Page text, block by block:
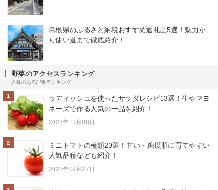
島根県のふるさと納税おすすめ返礼品5選！魅力か
ら使い道まで徹底紹介！
野菜のアクセスランキング
人気のある記事ランキング
1
ラディッシュを使ったサラダレシピ33選！生やマヨ
ネーズで作る人気の一品を紹介！
2023年10月08日
2
ミニトマトの種類20選！甘い・糖度順に育てやすい
人気品種なども紹介！
2023年09月27日